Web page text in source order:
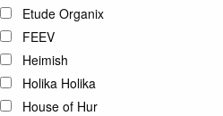
Etude Organix
FEEV
Heimish
Holika Holika
House of Hur